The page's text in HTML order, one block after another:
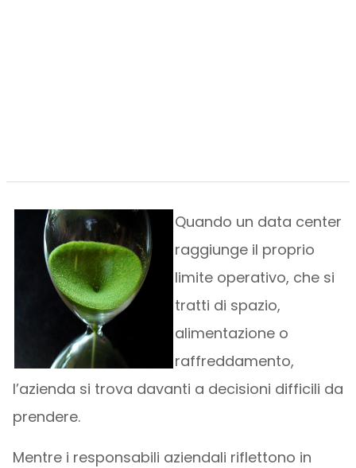
Quando un data center
raggiunge il proprio
limite operativo, che si
tratti di spazio,
alimentazione o
raffreddamento,
l’azienda si trova davanti a decisioni difficili da
prendere.
Mentre i responsabili aziendali riflettono in